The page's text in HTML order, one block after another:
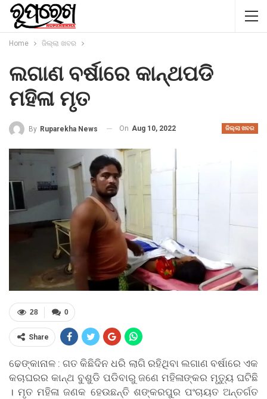
Home ଜିଲ୍ଲା ଖବର
ଲଗାଣ ବର୍ଷାରେ କାନ୍ଥପଡି
ମହିଳା ମୃତ
ଜିଲ୍ଲା ଖବର
By Ruparekha News On Aug 10, 2022
0
28
Share
ଢେଙ୍କାନାଳ : ଗତ କିଛିଦିନ ଧରି ଲାଗି ରହିଥିବା ଲଗାଣ ବର୍ଷାରେ ଏକ
କଚାଘରର କାନ୍ଥ ବୁଶୁଡି ପଡିବାରୁ ଜଣେ ମହିଳାଙ୍କର ମୃତ୍ୟୁ ଘଟିଛି
। ମୃତ ମହିଳା ଜଣକ ହେଉଛନ୍ତି ଶଙ୍କରପୁର ପଂଚାୟତ ଅନ୍ତର୍ଗତ